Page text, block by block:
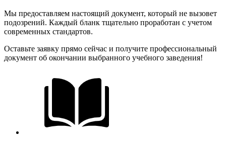
Мы предоставляем настоящий документ, который не вызовет
подозрений. Каждый бланк тщательно проработан с учетом
современных стандартов.
Оставьте заявку прямо сейчас и получите профессиональный
документ об окончании выбранного учебного заведения!